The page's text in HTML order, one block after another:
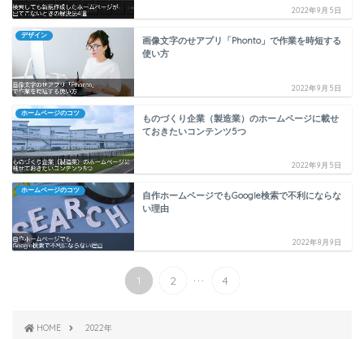
2022年9月5日
デザイン
画像文字のせアプリ「Phonto」で作業を時短する
使い方
2022年9月5日
ホームページのコツ
ものづくり企業（製造業）のホームページに載せ
ておきたいコンテンツ5つ
2022年9月5日
ホームページのコツ
自作ホームページでもGoogle検索で不利にならな
い理由
2022年8月9日
1 2 ... 4
HOME 2022年